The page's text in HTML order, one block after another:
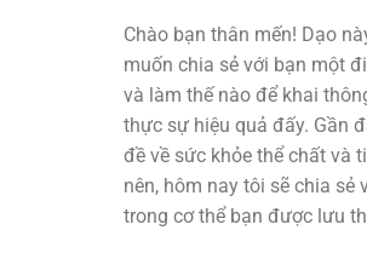
Chào bạn thân mến! Dạo
muốn chia sẻ với bạn một
và làm thế nào để khai
thực sự hiệu quả đấy. Gần
đề về sức khỏe thể chất và
nên, hôm nay tôi sẽ chia
trong cơ thể bạn được lưu